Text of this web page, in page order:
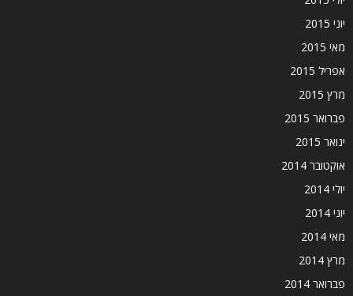
יוני 2015
מאי 2015
אפריל 2015
מרץ 2015
פברואר 2015
ינואר 2015
אוקטובר 2014
יולי 2014
יוני 2014
מאי 2014
מרץ 2014
פברואר 2014